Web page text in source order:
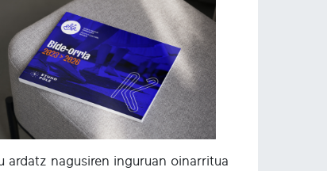
ardatz nagusiren inguruan oinarritua